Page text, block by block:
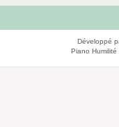
Développé
Piano